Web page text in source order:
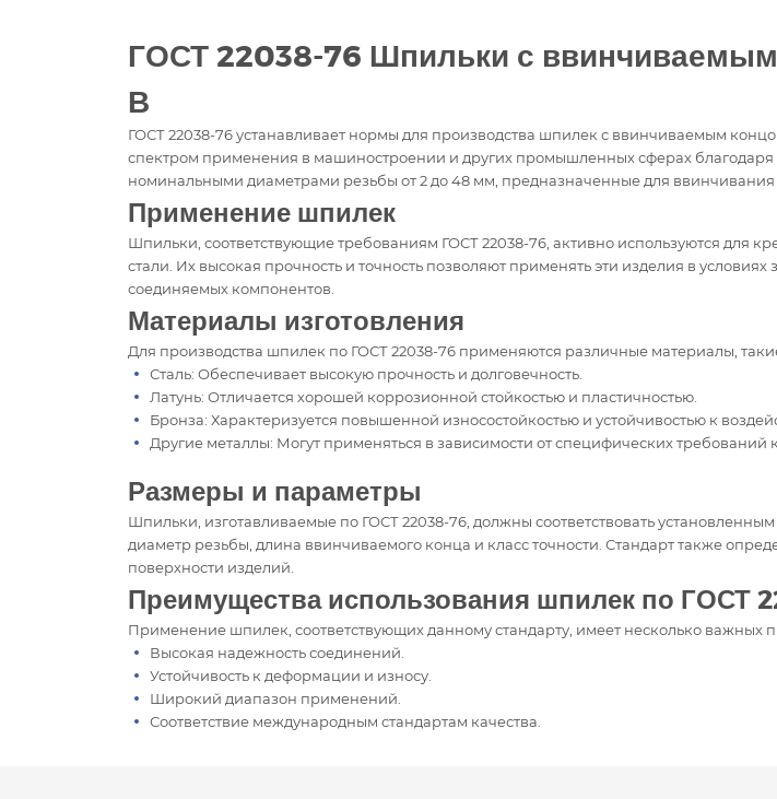
ГОСТ 22038-76 Шпильки с ввинчиваемым
В
ГОСТ 22038-76 устанавливает нормы для производства шпилек с ввинчиваемым
спектром применения в машиностроении и других промышленных сферах благодаря
номинальными диаметрами резьбы от 2 до 48 мм, предназначенные для ввинчивания
Применение шпилек
Шпильки, соответствующие требованиям ГОСТ 22038-76, активно используются для
стали. Их высокая прочность и точность позволяют применять эти изделия в
соединяемых компонентов.
Материалы изготовления
Для производства шпилек по ГОСТ 22038-76 применяются различные материалы,
Сталь: Обеспечивает высокую прочность и долговечность.
Латунь: Отличается хорошей коррозионной стойкостью и пластичностью.
Бронза: Характеризуется повышенной износостойкостью и устойчивостью к
Другие металлы: Могут применяться в зависимости от специфических требований
Размеры и параметры
Шпильки, изготавливаемые по ГОСТ 22038-76, должны соответствовать
диаметр резьбы, длина ввинчиваемого конца и класс точности. Стандарт также
поверхности изделий.
Преимущества использования шпилек по ГОСТ
Применение шпилек, соответствующих данному стандарту, имеет несколько важных
Высокая надежность соединений.
Устойчивость к деформации и износу.
Широкий диапазон применений.
Соответствие международным стандартам качества.